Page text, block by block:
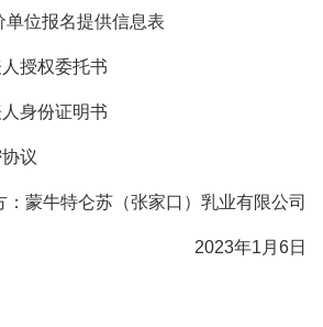
单位报名提供信息表
授权委托书
身份证明书
议
：蒙牛特仑苏（张家口）乳业有限公司
2023年1月6日